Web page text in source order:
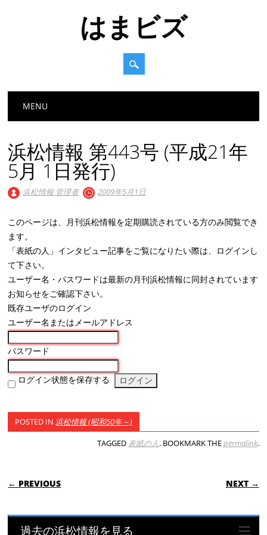
はまビズ
Main menu
MENU
浜松情報 第443号 (平成21年
5月 1日発行)
浜松情報 管理者 2009年5月1日
このページは、月刊浜松情報を定期購読されている方のみ閲覧でき
ます。
「表紙の人」インタビュー記事をご覧になりたい際は、ログインし
て下さい。
ユーザー名・パスワードは最新の月刊浜松情報に同封されています
お知らせをご確認下さい。
既存ユーザのログイン
ユーザー名またはメールアドレス
パスワード
ログイン状態を保存する
POSTED IN 浜松情報 (昭和50年～)
TAGGED 表紙の人. BOOKMARK THEpermalink.
POST NAVIGATION
← PREVIOUS NEXT →
過去の浜松情報を見る